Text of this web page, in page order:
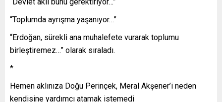
“Toplumda ayrışma yaşanıyor…”
“Erdoğan, sürekli ana muhalefete vurarak toplumu
birleştiremez…” olarak sıraladı.
*
Hemen aklınıza Doğu Perinçek, Meral Akşener’i neden
kendisine yardımcı atamak istemedi